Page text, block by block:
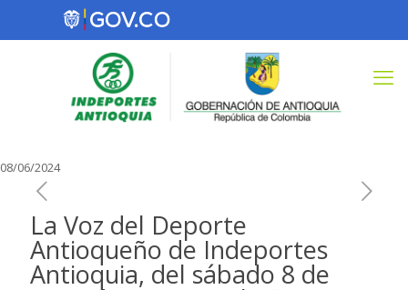
08/06/2024
La Voz del Deporte
Antioqueño de Indeportes
Antioquia, del sábado 8 de